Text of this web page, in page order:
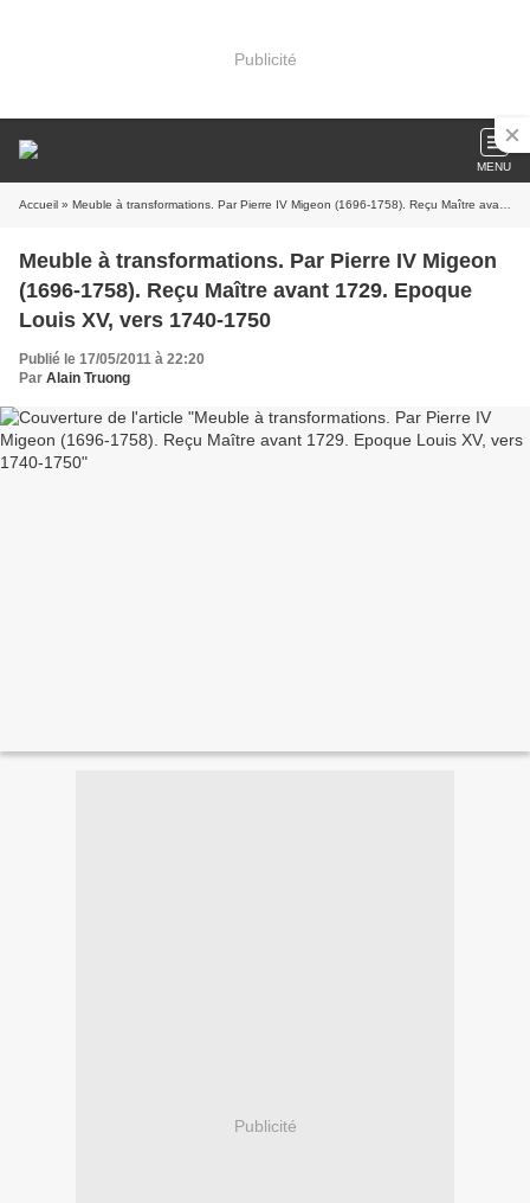
Publicité
MENU
Accueil » Meuble à transformations. Par Pierre IV Migeon (1696-1758). Reçu Maître avant 1729. Epoque Louis XV, vers 1740-1750
Meuble à transformations. Par Pierre IV Migeon
(1696-1758). Reçu Maître avant 1729. Epoque
Louis XV, vers 1740-1750
Publié le 17/05/2011 à 22:20
Par Alain Truong
Publicité